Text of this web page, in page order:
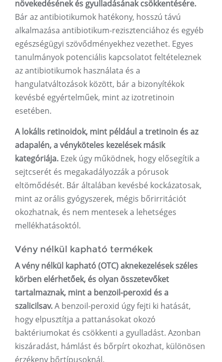
növekedésének és gyulladásának csökkentésére.
Bár az antibiotikumok hatékony, hosszú távú
alkalmazása antibiotikum-rezisztenciához és egyéb
egészségügyi szövődményekhez vezethet. Egyes
tanulmányok potenciális kapcsolatot feltételeznek
az antibiotikumok használata és a
hangulatváltozások között, bár a bizonyítékok
kevésbé egyértelműek, mint az izotretinoin
esetében.
A lokális retinoidok, mint például a tretinoin és az
adapalén, a vényköteles kezelések másik
kategóriája. Ezek úgy működnek, hogy elősegítik a
sejtcserét és megakadályozzák a pórusok
eltömődését. Bár általában kevésbé kockázatosak,
mint az orális gyógyszerek, mégis bőrirritációt
okozhatnak, és nem mentesek a lehetséges
mellékhatásoktól.
Vény nélkül kapható termékek
A vény nélkül kapható (OTC) aknekezelések széles
körben elérhetőek, és olyan összetevőket
tartalmaznak, mint a benzoil-peroxid és a
szalicilsav.A benzoil-peroxid úgy fejti ki hatását,
hogy elpusztítja a pattanásokat okozó
baktériumokat és csökkenti a gyulladást. Azonban
kiszáradást, hámlást és bőrpírt okozhat, különösen
érzékeny bőrtípusoknál.